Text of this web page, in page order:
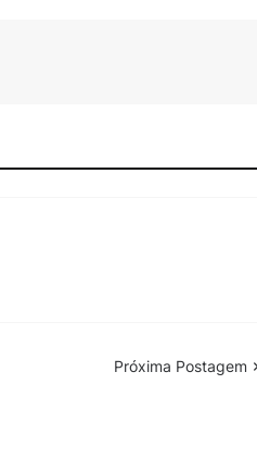
Próxima Postagem